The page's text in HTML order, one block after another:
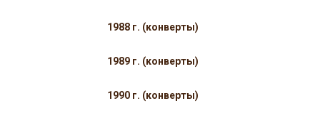
1988 г. (конверты)
1989 г. (конверты)
1990 г. (конверты)